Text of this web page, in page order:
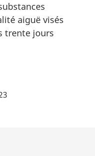
aiguë visés
trente jours